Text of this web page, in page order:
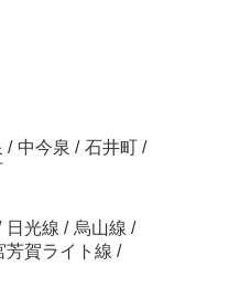
/ 中今泉 / 石井町 /
日光線 / 烏山線 /
芳賀ライト線 /